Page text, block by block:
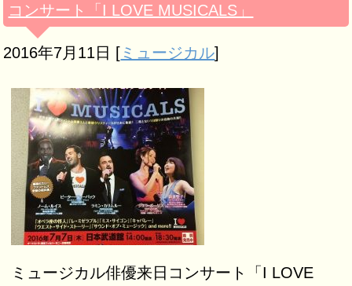
コンサート「I LOVE MUSICALS」
2016年7月11日 [ ミュージカル]
ミュージカル俳優来日コンサート「I LOVE